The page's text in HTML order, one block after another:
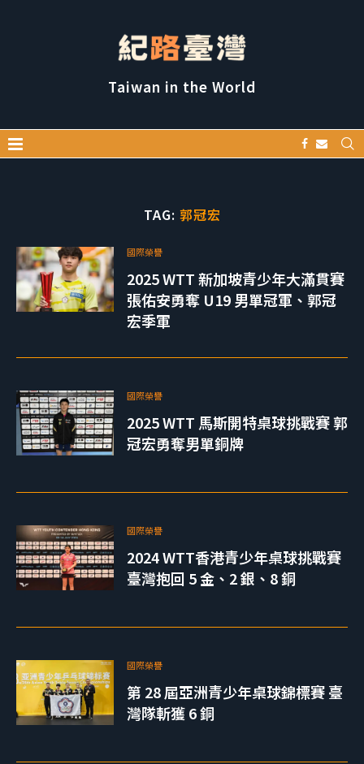
Taiwan in the World
TAG: 郭冠宏
國際榮譽
2025 WTT 新加坡青少年大滿貫賽
張佑安勇奪 U19 男單冠軍、郭冠
宏季軍
國際榮譽
2025 WTT 馬斯開特桌球挑戰賽 郭
冠宏勇奪男單銅牌
國際榮譽
2024 WTT香港青少年桌球挑戰賽
臺灣抱回 5 金、2 銀、8 銅
國際榮譽
第 28 屆亞洲青少年桌球錦標賽 臺
灣隊斬獲 6 銅